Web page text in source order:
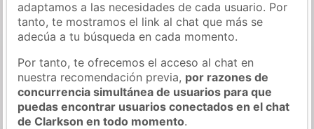
adaptamos a las necesidades de cada usuario. Por
tanto, te mostramos el link al chat que más se
adecúa a tu búsqueda en cada momento.
Por tanto, te ofrecemos el acceso al chat en
nuestra recomendación previa, por razones de
concurrencia simultánea de usuarios para que
puedas encontrar usuarios conectados en el chat
de Clarkson en todo momento.